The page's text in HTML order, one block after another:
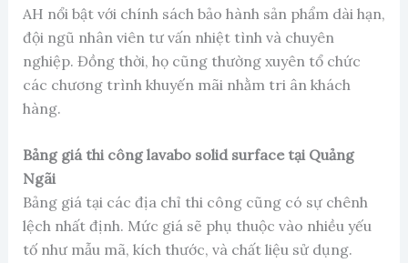
AH nổi bật với chính sách bảo hành sản phẩm dài hạn,
đội ngũ nhân viên tư vấn nhiệt tình và chuyên
nghiệp. Đồng thời, họ cũng thường xuyên tổ chức
các chương trình khuyến mãi nhằm tri ân khách
hàng.
Bảng giá thi công lavabo solid surface tại Quảng
Ngãi
Bảng giá tại các địa chỉ thi công cũng có sự chênh
lệch nhất định. Mức giá sẽ phụ thuộc vào nhiều yếu
tố như mẫu mã, kích thước, và chất liệu sử dụng.